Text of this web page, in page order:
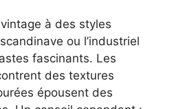
à des styles
ou l’industriel
fascinants. Les
des textures
épousent des